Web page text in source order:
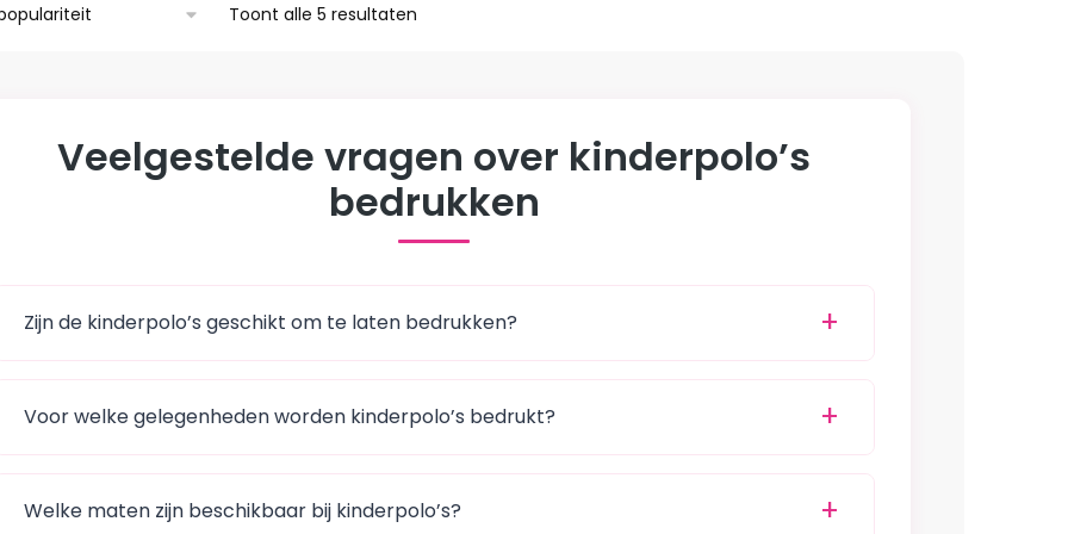
meerdere
gekozen
worden
productpagina
Toont alle 5 resultatenGesorteerd
Veelgestelde vragen over kinderpolo’s
bedrukken
Zijn de kinderpolo’s geschikt om te laten bedrukken?
Voor welke gelegenheden worden kinderpolo’s bedrukt?
Welke maten zijn beschikbaar bij kinderpolo’s?